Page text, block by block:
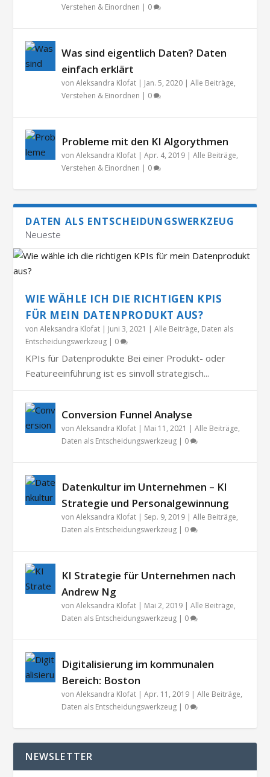
Verstehen & Einordnen | 0
Was sind eigentlich Daten? Daten
einfach erklärt
vonAleksandra Klofat | Jan. 5, 2020 |Alle Beiträge,
Verstehen & Einordnen | 0
Probleme mit den KI Algorythmen
vonAleksandra Klofat |Apr. 4, 2019 |Alle Beiträge,
Verstehen & Einordnen | 0
DATEN ALS ENTSCHEIDUNGSWERKZEUG
Neueste
WIE WÄHLE ICH DIE RICHTIGEN KPIS
FÜR MEIN DATENPRODUKT AUS?
vonAleksandra Klofat | Juni 3, 2021 |Alle Beiträge, Daten als
Entscheidungswerkzeug | 0
KPIs für Datenprodukte Bei einer Produkt- oder
Featureeinführung ist es sinvoll strategisch...
Conversion Funnel Analyse
vonAleksandra Klofat | Mai 11, 2021 |Alle Beiträge,
Daten als Entscheidungswerkzeug | 0
Datenkultur im Unternehmen – KI
Strategie und Personalgewinnung
vonAleksandra Klofat | Sep. 9, 2019 |Alle Beiträge,
Daten als Entscheidungswerkzeug | 0
KI Strategie für Unternehmen nach
Andrew Ng
vonAleksandra Klofat | Mai 2, 2019 |Alle Beiträge,
Daten als Entscheidungswerkzeug | 0
Digitalisierung im kommunalen
Bereich: Boston
vonAleksandra Klofat |Apr. 11, 2019 |Alle Beiträge,
Daten als Entscheidungswerkzeug | 0
NEWSLETTER